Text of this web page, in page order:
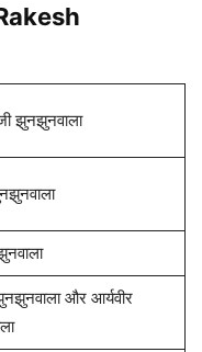
झुनझुनवाला
और आर्यवीर